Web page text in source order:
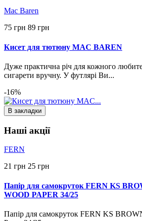
Mac Baren
75 грн 89 грн
Кисет для тютюну MAC BAREN
Дуже практична річ для кожного
сигарети вручну. У футлярі Ви...
-16%
В закладки
Наші акції
FERN
21 грн 25 грн
Папір для самокруток FERN KS
WOOD PAPER 34/25
Папір для самокруток FERN KS